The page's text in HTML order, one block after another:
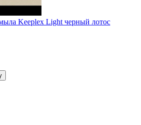
Keeplex Light черный лотос